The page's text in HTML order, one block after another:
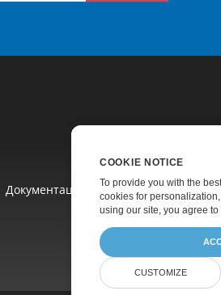
Документация
COOKIE NOTICE
To provide you with the
cookies for
using our site, you agree to
CUSTOMIZE